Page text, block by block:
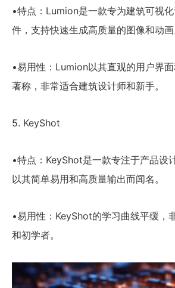
•特点：Lumion是一款专为建筑可视
件，支持快速生成高质量的图像和动画
•易用性：Lumion以其直观的用户界
著称，非常适合建筑设计师和新手。
5. KeyShot
•特点：KeyShot是一款专注于产品设
以其简单易用和高质量输出而闻名。
•易用性：KeyShot的学习曲线平缓，
和初学者。